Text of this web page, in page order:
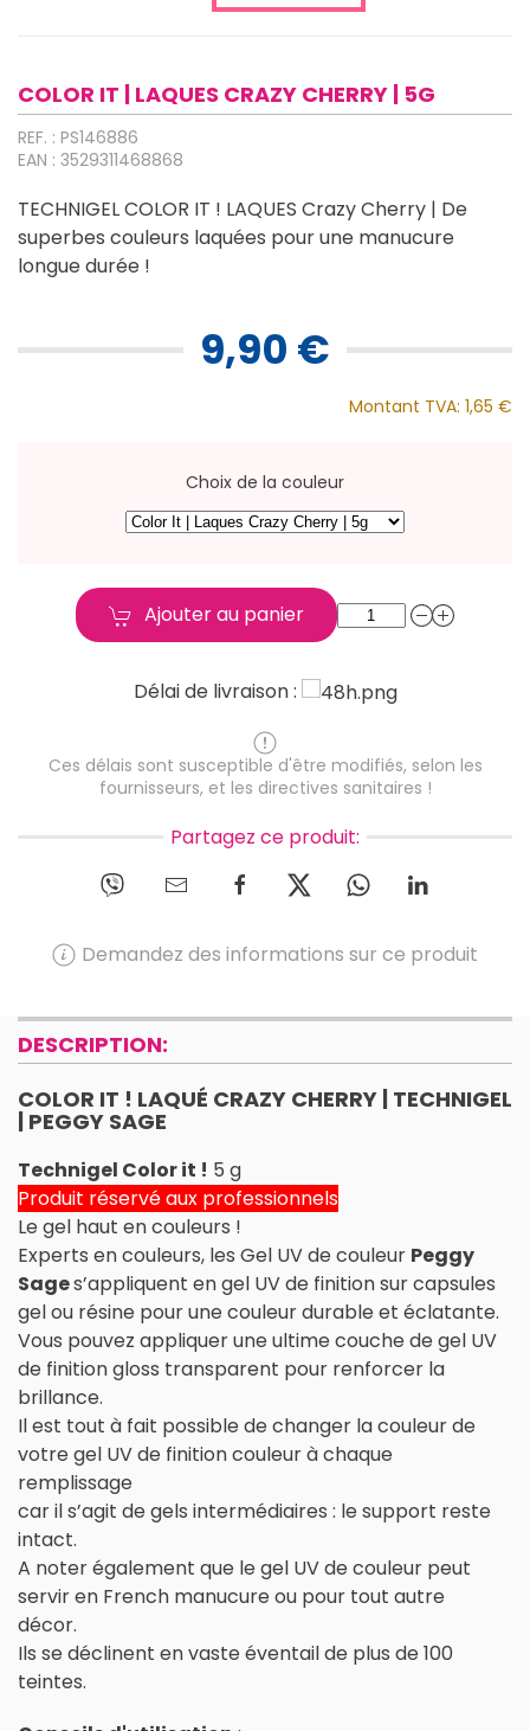
COLOR IT | LAQUES CRAZY CHERRY | 5G
REF. : PS146886
EAN : 3529311468868
TECHNIGEL COLOR IT ! LAQUES Crazy Cherry | De
superbes couleurs laquées pour une manucure
longue durée !
9,90 €
Montant TVA: 1,65 €
Choix de la couleur
Ajouter au panier
Délai de livraison :
Ces délais sont susceptible d'être modifiés, selon les
fournisseurs, et les directives sanitaires !
Partagez ce produit:
Demandez des informations sur ce produit
DESCRIPTION:
COLOR IT ! LAQUÉ CRAZY CHERRY | TECHNIGEL
| PEGGY SAGE
Technigel Color it ! 5 g
Produit réservé aux professionnels
Le gel haut en couleurs !
Experts en couleurs, les Gel UV de couleur Peggy
Sages’appliquent en gel UV de finition sur capsules
gel ou résine pour une couleur durable et éclatante.
Vous pouvez appliquer une ultime couche de gel UV
de finition gloss transparent pour renforcer la
brillance.
Il est tout à fait possible de changer la couleur de
votre gel UV de finition couleur à chaque
remplissage
car il s’agit de gels intermédiaires : le support reste
intact.
A noter également que le gel UV de couleur peut
servir en French manucure ou pour tout autre
décor.
Ils se déclinent en vaste éventail de plus de 100
teintes.